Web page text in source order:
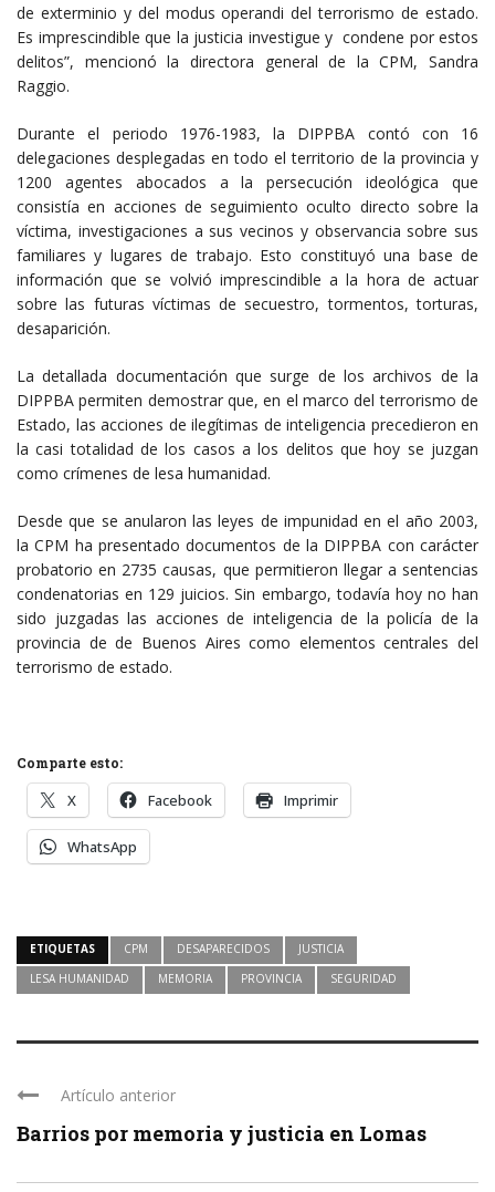
de exterminio y del modus operandi del terrorismo de estado.
Es imprescindible que la justicia investigue y condene por estos
delitos”, mencionó la directora general de la CPM, Sandra
Raggio.
Durante el periodo 1976-1983, la DIPPBA contó con 16
delegaciones desplegadas en todo el territorio de la provincia y
1200 agentes abocados a la persecución ideológica que
consistía en acciones de seguimiento oculto directo sobre la
víctima, investigaciones a sus vecinos y observancia sobre sus
familiares y lugares de trabajo. Esto constituyó una base de
información que se volvió imprescindible a la hora de actuar
sobre las futuras víctimas de secuestro, tormentos, torturas,
desaparición.
La detallada documentación que surge de los archivos de la
DIPPBA permiten demostrar que, en el marco del terrorismo de
Estado, las acciones de ilegítimas de inteligencia precedieron en
la casi totalidad de los casos a los delitos que hoy se juzgan
como crímenes de lesa humanidad.
Desde que se anularon las leyes de impunidad en el año 2003,
la CPM ha presentado documentos de la DIPPBA con carácter
probatorio en 2735 causas, que permitieron llegar a sentencias
condenatorias en 129 juicios. Sin embargo, todavía hoy no han
sido juzgadas las acciones de inteligencia de la policía de la
provincia de de Buenos Aires como elementos centrales del
terrorismo de estado.
Comparte esto:
X Facebook Imprimir
WhatsApp
ETIQUETAS CPM DESAPARECIDOS
JUSTICIA
LESA HUMANIDAD
MEMORIA PROVINCIA SEGURIDAD
Artículo anterior
Barrios por memoria y justicia en Lomas